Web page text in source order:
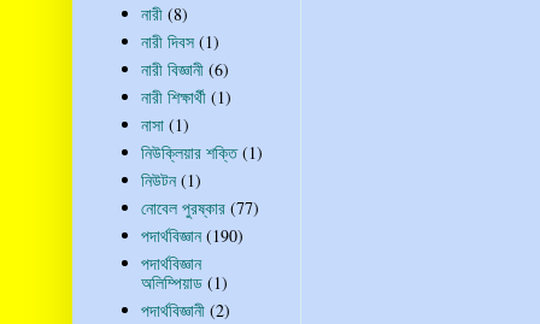
নারী (8)
নারী দিবস (1)
নারী বিজ্ঞানী (6)
নারী শিক্ষার্থী (1)
নাসা (1)
নিউক্লিয়ার শক্তি (1)
নিউটন (1)
নোবেল পুরষ্কার (77)
পদার্থবিজ্ঞান (190)
পদার্থবিজ্ঞান
অলিম্পিয়াড (1)
পদার্থবিজ্ঞানী (2)